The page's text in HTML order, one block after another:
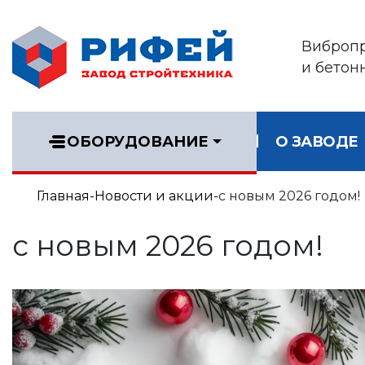
и
ОБОРУДОВАНИЕ О ЗАВОДЕ
Главная Новости и акции с новым 2026 годом!
с новым 2026 годом!